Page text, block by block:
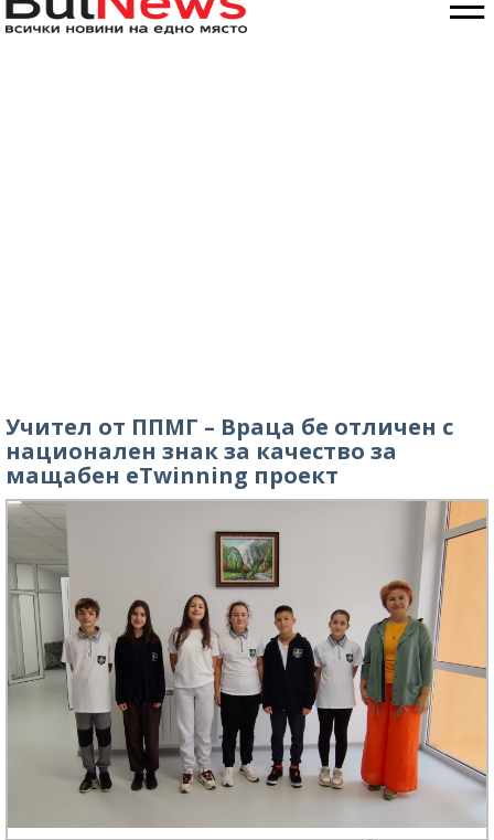
Учител от ППМГ – Враца бе отличен с
национален знак за качество за
мащабен eTwinning проект